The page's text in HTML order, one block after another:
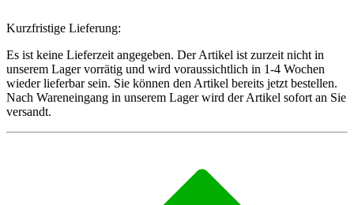
Kurzfristige Lieferung:
Es ist keine Lieferzeit angegeben. Der Artikel ist zurzeit nicht in
unserem Lager vorrätig und wird voraussichtlich in 1-4 Wochen
wieder lieferbar sein. Sie können den Artikel bereits jetzt bestellen.
Nach Wareneingang in unserem Lager wird der Artikel sofort an Sie
versandt.